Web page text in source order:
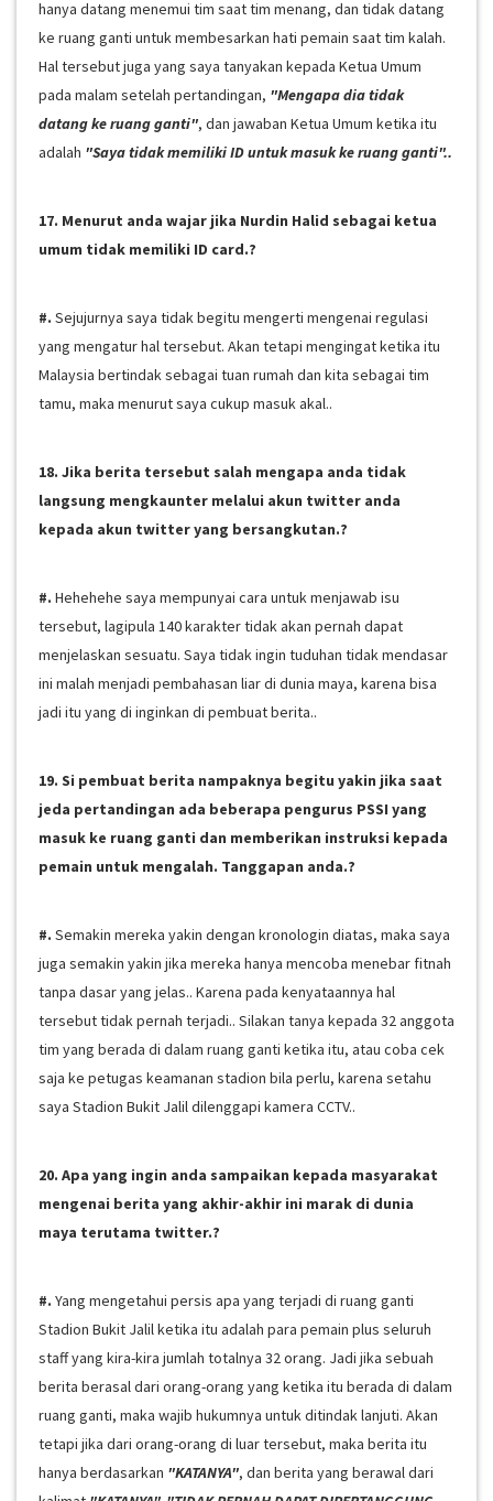
hanya datang menemui tim saat tim menang, dan tidak datang
ke ruang ganti untuk membesarkan hati pemain saat tim kalah.
Hal tersebut juga yang saya tanyakan kepada Ketua Umum
pada malam setelah pertandingan, "Mengapa dia tidak
datang ke ruang ganti", dan jawaban Ketua Umum ketika itu
adalah "Saya tidak memiliki ID untuk masuk ke ruang ganti"..
17. Menurut anda wajar jika Nurdin Halid sebagai ketua
umum tidak memiliki ID card.?
#. Sejujurnya saya tidak begitu mengerti mengenai regulasi
yang mengatur hal tersebut. Akan tetapi mengingat ketika itu
Malaysia bertindak sebagai tuan rumah dan kita sebagai tim
tamu, maka menurut saya cukup masuk akal..
18. Jika berita tersebut salah mengapa anda tidak
langsung mengkaunter melalui akun twitter anda
kepada akun twitter yang bersangkutan.?
#. Hehehehe saya mempunyai cara untuk menjawab isu
tersebut, lagipula 140 karakter tidak akan pernah dapat
menjelaskan sesuatu. Saya tidak ingin tuduhan tidak mendasar
ini malah menjadi pembahasan liar di dunia maya, karena bisa
jadi itu yang di inginkan di pembuat berita..
19. Si pembuat berita nampaknya begitu yakin jika saat
jeda pertandingan ada beberapa pengurus PSSI yang
masuk ke ruang ganti dan memberikan instruksi kepada
pemain untuk mengalah. Tanggapan anda.?
#. Semakin mereka yakin dengan kronologin diatas, maka saya
juga semakin yakin jika mereka hanya mencoba menebar fitnah
tanpa dasar yang jelas.. Karena pada kenyataannya hal
tersebut tidak pernah terjadi.. Silakan tanya kepada 32 anggota
tim yang berada di dalam ruang ganti ketika itu, atau coba cek
saja ke petugas keamanan stadion bila perlu, karena setahu
saya Stadion Bukit Jalil dilenggapi kamera CCTV..
20. Apa yang ingin anda sampaikan kepada masyarakat
mengenai berita yang akhir-akhir ini marak di dunia
maya terutama twitter.?
#. Yang mengetahui persis apa yang terjadi di ruang ganti
Stadion Bukit Jalil ketika itu adalah para pemain plus seluruh
staff yang kira-kira jumlah totalnya 32 orang. Jadi jika sebuah
berita berasal dari orang-orang yang ketika itu berada di dalam
ruang ganti, maka wajib hukumnya untuk ditindak lanjuti. Akan
tetapi jika dari orang-orang di luar tersebut, maka berita itu
hanya berdasarkan "KATANYA", dan berita yang berawal dari